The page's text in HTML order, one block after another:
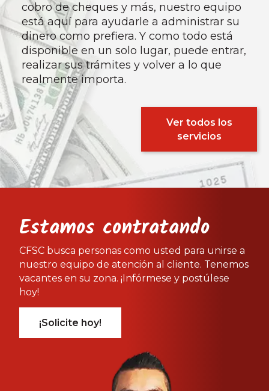
cobro de cheques y más, nuestro equipo
está aquí para ayudarle a administrar su
dinero como prefiera. Y como todo está
disponible en un solo lugar, puede entrar,
realizar sus trámites y volver a lo que
realmente importa.
Ver todos los
servicios
Estamos contratando
CFSC busca personas como usted para unirse a
nuestro equipo de atención al cliente. Tenemos
vacantes en su zona. ¡Infórmese y postúlese
hoy!
¡Solicite hoy!